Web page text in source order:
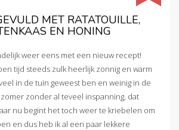
MET RATATOUILLE,
EN HONING
weer eens met een nieuw recept!
tijd steeds zulk heerlijk zonnig en warm
in de tuin geweest ben en weinig in de
zonder al teveel inspanning, dat
nu begint het toch weer te kriebelen om
en dus heb ik al een paar lekkere